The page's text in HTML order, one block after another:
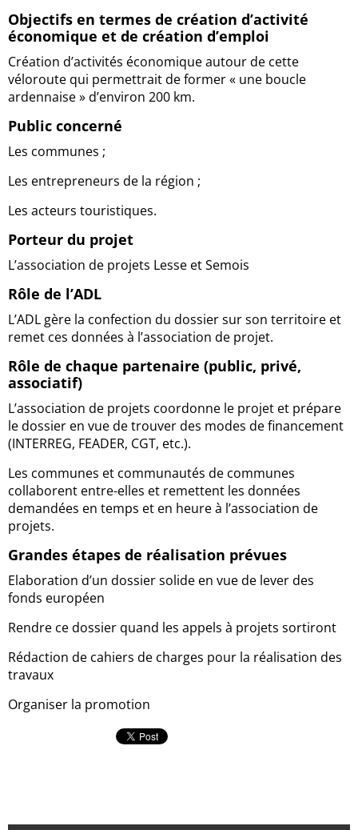
Objectifs en termes de création d’activité
économique et de création d’emploi
Création d’activités économique autour de cette
véloroute qui permettrait de former « une boucle
ardennaise » d’environ 200 km.
Public concerné
Les communes ;
Les entrepreneurs de la région ;
Les acteurs touristiques.
Porteur du projet
L’association de projets Lesse et Semois
Rôle de l’ADL
L’ADL gère la confection du dossier sur son territoire et
remet ces données à l’association de projet.
Rôle de chaque partenaire (public, privé,
associatif)
L’association de projets coordonne le projet et prépare
le dossier en vue de trouver des modes de financement
(INTERREG, FEADER, CGT, etc.).
Les communes et communautés de communes
collaborent entre-elles et remettent les données
demandées en temps et en heure à l’association de
projets.
Grandes étapes de réalisation prévues
Elaboration d’un dossier solide en vue de lever des
fonds européen
Rendre ce dossier quand les appels à projets sortiront
Rédaction de cahiers de charges pour la réalisation des
travaux
Organiser la promotion